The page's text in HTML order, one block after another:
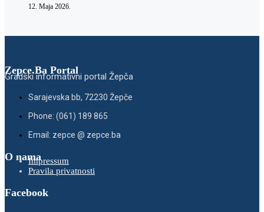
12. Maja 2026.
Zepce.Ba Portal
Gradski informativni portal Žepča
Sarajevska bb, 72230 Žepče
Phone: (061) 189 865
Email: zepce @ zepce.ba
O namaImpressum
Pravila privatnosti
Facebook